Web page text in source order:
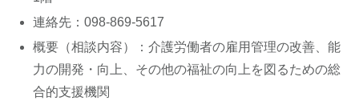
連絡先：098-869-5617
概要（相談内容）：介護労働者の雇用管理の改善、能
力の開発・向上、その他の福祉の向上を図るための総
合的支援機関